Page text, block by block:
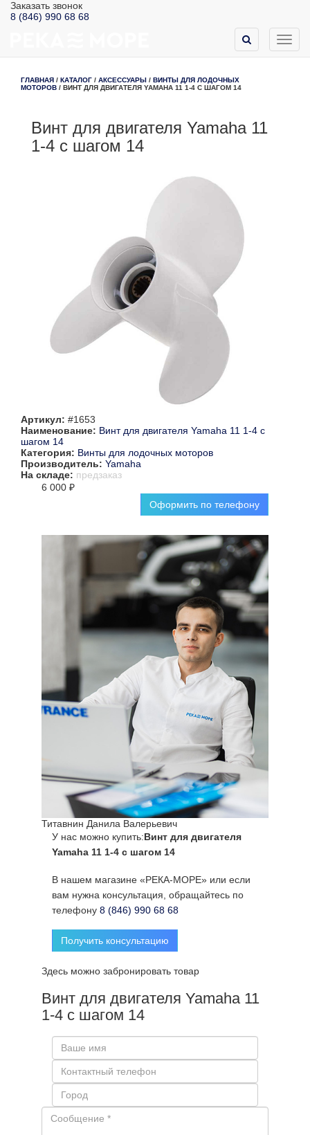
Заказать звонок
8 (846) 990 68 68
ГЛАВНАЯ / КАТАЛОГ / АКСЕССУАРЫ / ВИНТЫ ДЛЯ ЛОДОЧНЫХ
МОТОРОВ / ВИНТ ДЛЯ ДВИГАТЕЛЯ YAMAHA 11 1-4 С ШАГОМ 14
Винт для двигателя Yamaha 11
1-4 с шагом 14
Артикул: #1653
Наименование: Винт для двигателя Yamaha 11 1-4 с
шагом 14
Категория: Винты для лодочных моторов
Производитель: Yamaha
На складе: предзаказ
6 000 ₽
Оформить по телефону
Титавнин Данила Валерьевич
У нас можно купить:Винт для двигателя
Yamaha 11 1-4 с шагом 14
В нашем магазине «РЕКА-МОРЕ» или если
вам нужна консультация, обращайтесь по
телефону 8 (846) 990 68 68
Получить консультацию
Здесь можно забронировать товар
Винт для двигателя Yamaha 11
1-4 с шагом 14